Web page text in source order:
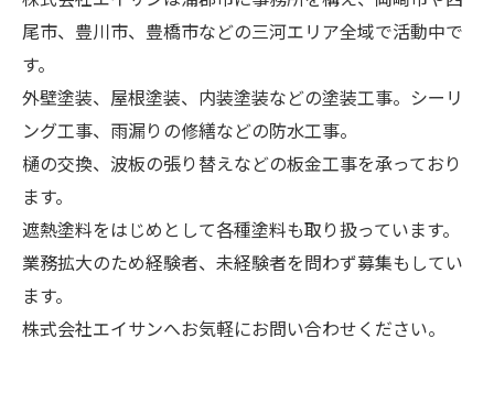
尾市、豊川市、豊橋市などの三河エリア全域で活動中で
す。
外壁塗装、屋根塗装、内装塗装などの塗装工事。シーリ
ング工事、雨漏りの修繕などの防水工事。
樋の交換、波板の張り替えなどの板金工事を承っており
ます。
遮熱塗料をはじめとして各種塗料も取り扱っています。
業務拡大のため経験者、未経験者を問わず募集もしてい
ます。
株式会社エイサンへお気軽にお問い合わせください。